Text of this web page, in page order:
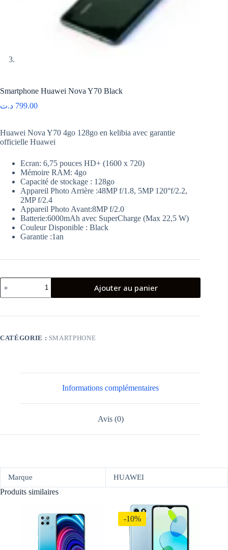
Smartphone Huawei Nova Y70 Black
799.00 د.ت
Huawei Nova Y70 4go 128go en kelibia avec garantie
officielle Huawei
Ecran: 6,75 pouces HD+ (1600 x 720)
Mémoire RAM: 4go
Capacité de stockage : 128go
Appareil Photo Arrière :48MP f/1.8, 5MP 120°f/2.2,
2MP f/2.4
Appareil Photo Avant:8MP f/2.0
Batterie:6000mAh avec SuperCharge (Max 22,5 W)
Couleur Disponible : Black
Garantie :1an
quantité
de
Smartphone
Nova
Black
Ajouter au panier
CATÉGORIE : SMARTPHONE
Informations complémentaires
Avis (0)
Marque HUAWEI
Produits similaires
-10%